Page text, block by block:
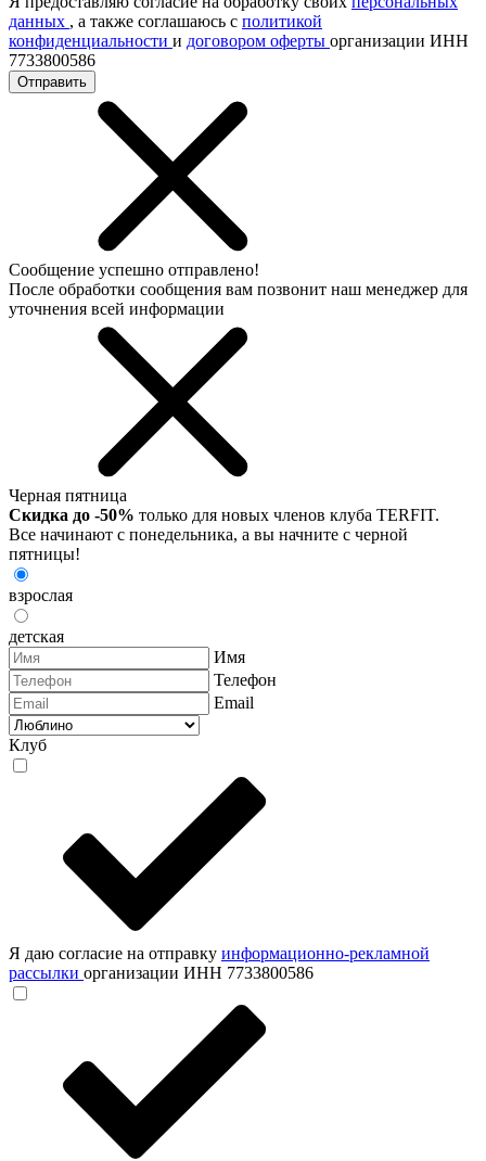
данных , а также соглашаюсь с политикой
конфиденциальности и договором оферты организации ИНН
7733800586
Отправить
Сообщение успешно отправлено!
После обработки сообщения вам позвонит наш менеджер для
уточнения всей информации
Черная пятница
Скидка до -50% только для новых членов клуба TERFIT.
Все начинают с понедельника, а вы начните с черной
пятницы!
взрослая
детская
Имя
Телефон
Email
Клуб
Я даю согласие на отправку информационно-рекламной
рассылки организации ИНН 7733800586